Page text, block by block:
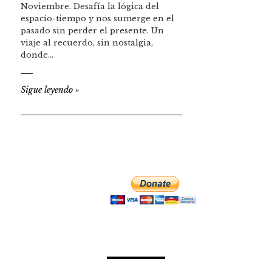
Noviembre. Desafía la lógica del
espacio-tiempo y nos sumerge en el
pasado sin perder el presente. Un
viaje al recuerdo, sin nostalgia,
donde…
Sigue leyendo »